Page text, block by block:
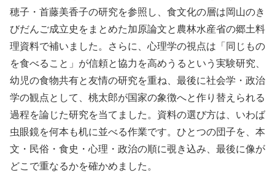
穂子・首藤美香子の研究を参照し、食文化の層は岡山のき
びだんご成立史をまとめた加原論文と農林水産省の郷土料
理資料で補いました。さらに、心理学の視点は「同じもの
を食べること」が信頼と協力を高めうるという実験研究、
幼児の食物共有と友情の研究を重ね、最後に社会学・政治
学の観点として、桃太郎が国家の象徴へと作り替えられる
過程を論じた研究を当てました。資料の選び方は、いわば
虫眼鏡を何本も机に並べる作業です。ひとつの団子を、本
文・民俗・食史・心理・政治の順に覗き込み、最後に像が
どこで重なるかを確かめました。